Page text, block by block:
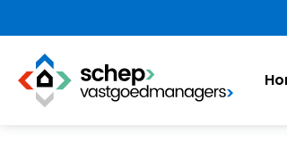
https://